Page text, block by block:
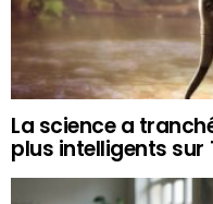
La science a
plus intelligents sur